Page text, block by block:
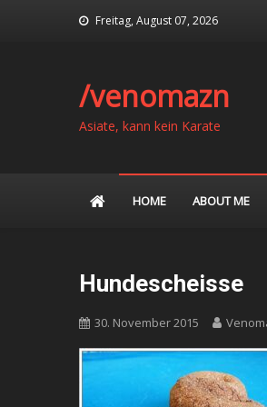
Freitag, August 07, 2026
/venomazn
Asiate, kann kein Karate
HOME ABOUT ME
Hundescheisse
30. November 2015